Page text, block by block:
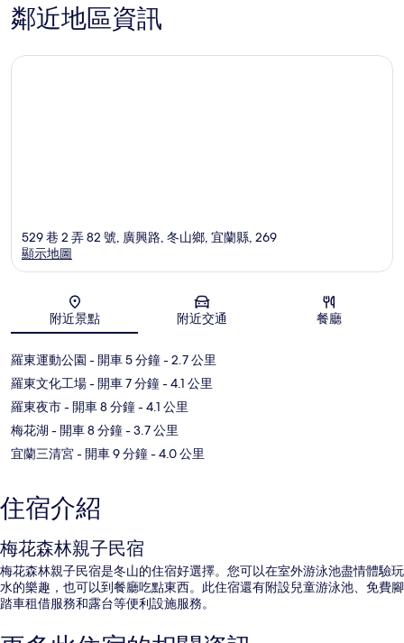
鄰近地區資訊
地圖
529 巷 2 弄 82 號, 廣興路, 冬山鄉, 宜蘭縣, 269
顯示地圖
附近景點 附近交通 餐廳
羅東運動公園 - 開車 5 分鐘- 2.7 公里
羅東文化工場- 開車 7 分鐘- 4.1 公里
羅東夜市- 開車 8 分鐘- 4.1 公里
梅花湖 - 開車 8 分鐘- 3.7 公里
宜蘭三清宮- 開車 9 分鐘- 4.0 公里
住宿介紹
梅花森林親子民宿
梅花森林親子民宿是冬山的住宿好選擇。您可以在室外游泳池盡情體驗玩
水的樂趣，也可以到餐廳吃點東西。此住宿還有附設兒童游泳池、免費腳
踏車租借服務和露台等便利設施服務。